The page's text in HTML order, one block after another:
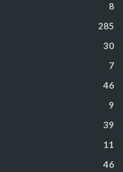
8
285
30
7
46
9
39
11
46